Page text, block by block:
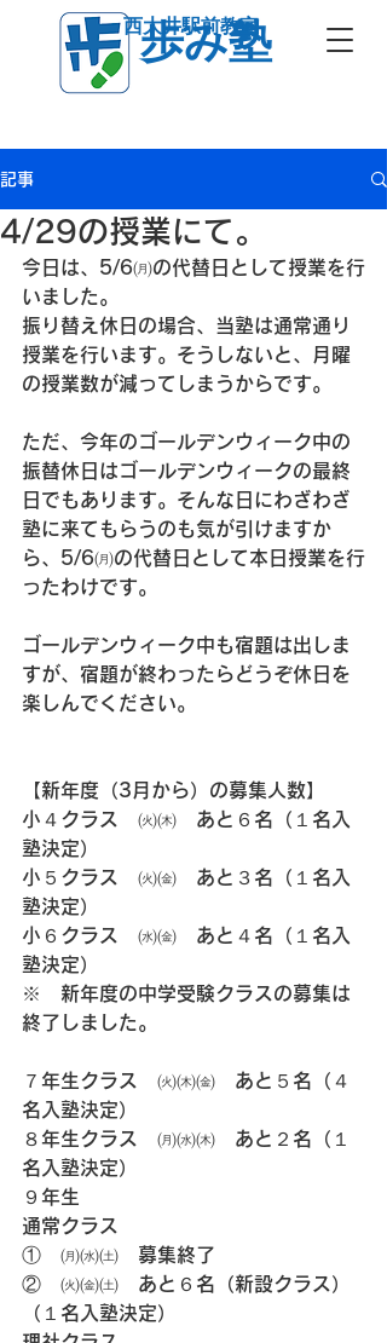
歩み塾
西大井駅前教室
記事
4/29の授業にて。
今日は、5/6㈪の代替日として授業を行
いました。
振り替え休日の場合、当塾は通常通り
授業を行います。そうしないと、月曜
の授業数が減ってしまうからです。
ただ、今年のゴールデンウィーク中の
振替休日はゴールデンウィークの最終
日でもあります。そんな日にわざわざ
塾に来てもらうのも気が引けますか
ら、5/6㈪の代替日として本日授業を行
ったわけです。
ゴールデンウィーク中も宿題は出しま
すが、宿題が終わったらどうぞ休日を
楽しんでください。
【新年度（3月から）の募集人数】
小４クラス　㈫㈭　あと６名（１名入
塾決定）
小５クラス　㈫㈮　あと３名（１名入
塾決定）
小６クラス　㈬㈮　あと４名（１名入
塾決定）
※　新年度の中学受験クラスの募集は
終了しました。
７年生クラス　㈫㈭㈮　あと５名（４
名入塾決定）
８年生クラス　㈪㈬㈭　あと２名（１
名入塾決定）
９年生
通常クラス
①　㈪㈬㈯　募集終了
②　㈫㈮㈯　あと６名（新設クラス）
（１名入塾決定）